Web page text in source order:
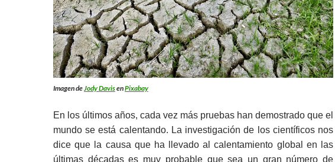
Imagen deJody DavisenPixabay
En los últimos años, cada vez más pruebas han demostrado que el
mundo se está calentando. La investigación de los científicos nos
dice que la causa que ha llevado al calentamiento global en las
últimas décadas es muy probable que sea un gran número de